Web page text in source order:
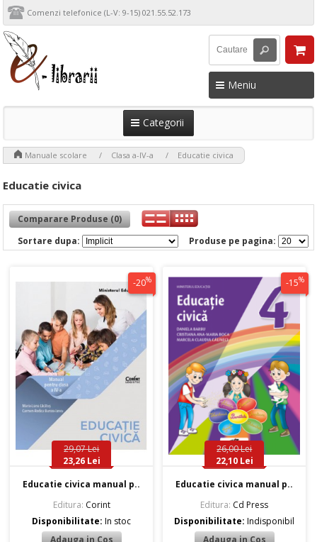
Comenzi telefonice (L-V: 9-15) 021.55.52.173
Meniu
Categorii
Manuale scolare Clasa a-IV-a Educatie civica
Educatie civica
Comparare Produse (0)
Produse pe pagina:
Sortare dupa:
-20%
29,07 Lei
23,26 Lei
Educatie civica manual p..
Editura: Corint
Disponibilitate:In stoc
-15%
26,00 Lei
22,10 Lei
Educatie civica manual p..
Editura: Cd Press
Disponibilitate:Indisponibil